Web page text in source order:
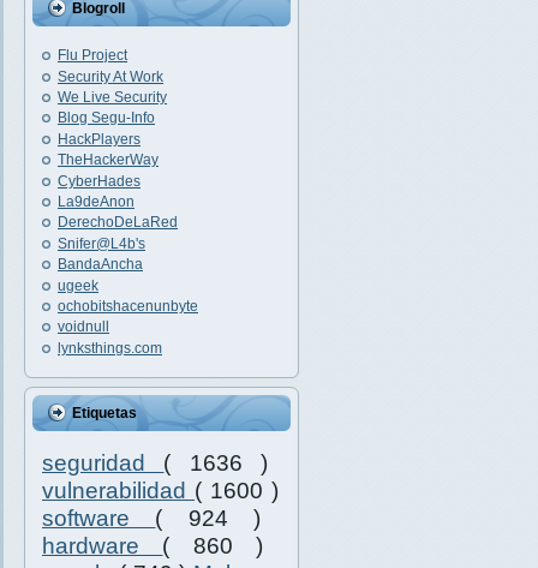
Blogroll
Flu Project
Security At Work
We Live Security
Blog Segu-Info
HackPlayers
TheHackerWay
CyberHades
La9deAnon
DerechoDeLaRed
Snifer@L4b's
BandaAncha
ugeek
ochobitshacenunbyte
voidnull
lynksthings.com
Etiquetas
seguridad ( 1636 )
vulnerabilidad ( 1600 )
software ( 924 )
hardware ( 860 )